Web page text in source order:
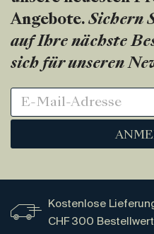
Angebote. Sichern
auf Ihre nächste
sich für unseren
Kostenlose
CHF 300